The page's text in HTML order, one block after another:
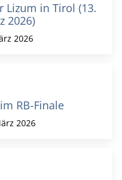
Lizum in Tirol (13.
2026)
2026
RB-Finale
2026